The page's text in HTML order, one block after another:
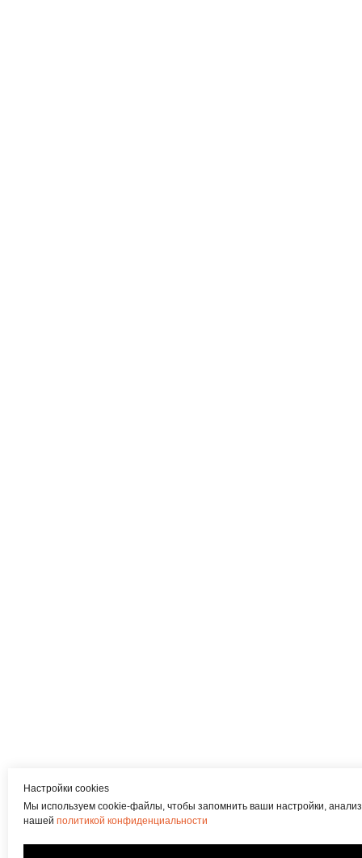
Настройки cookies
Мы используем cookie-файлы, чтобы запомнить ваши настройки,
нашей политикой конфиденциальности